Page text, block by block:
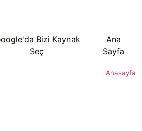
oogle'da Bizi Kaynak
Seç
Ana
Sayfa
Anasayfa